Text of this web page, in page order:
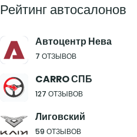
Рейтинг автосалонов
Автоцентр Нева
7 ОТЗЫВОВ
CARRO СПБ
127 ОТЗЫВОВ
Лиговский
59 ОТЗЫВОВ